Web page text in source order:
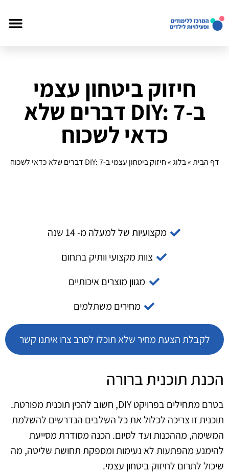
חיזוק ביטחון עצמי
ב‑DIY: 7 דברים שלא
כדאי לשכוח
דף הבית»בלוג»חיזוק ביטחון עצמי ב‑DIY: 7 דברים שלא כדאי לשכוח
מקצועיות של למעלה מ- 14 שנה
צוות מקצועי וותיק בתחום
מגוון מוצרים איכותיים
מחירים משתלמים
לקבלת הצעת מחיר שלא תוכלו לסרב צרו איתנו קשר
הכנת תוכנית ברורה
בטרם מתחילים בפרויקט DIY, חשוב להכין תוכנית מפורטת.
תוכנית זו צריכה לכלול את כל השלבים הנדרשים להשלמת
המשימה, מההכנות ועד לסיום. הכנה מסודרת מסייעת
להימנע מהפתעות לא נעימות ומספקת תחושת שליטה, מה
שיכול לתרום לחיזוק ביטחון עצמי.